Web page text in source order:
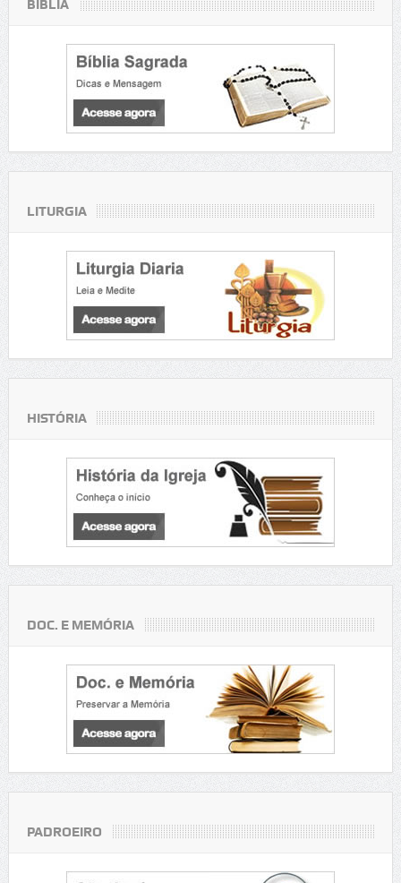
BÍBLIA
LITURGIA
HISTÓRIA
DOC. E MEMÓRIA
PADROEIRO